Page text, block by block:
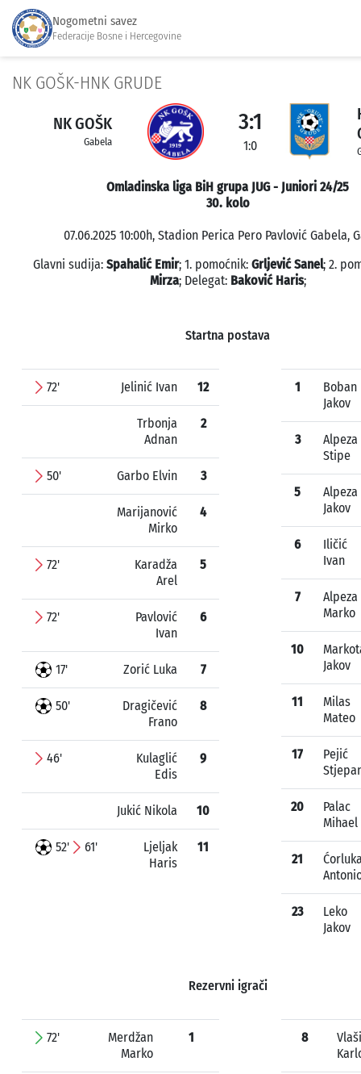
Nogometni savez
Federacije Bosne i Hercegovine
NK GOŠK-HNK GRUDE
NK GOŠK
Gabela
3:1
1:0
Omladinska liga BiH grupa JUG - Juniori 24/25
30. kolo
07.06.2025 10:00h, Stadion Perica Pero Pavlović Gabela,
Glavni sudija: Spahalić Emir; 1. pomoćnik: Grljević Sanel; 2.
Mirza; Delegat: Baković Haris;
Startna postava
72' Jelinić Ivan 12
Trbonja
Adnan
2
50' Garbo Elvin 3
Marijanović
Mirko
4
72'
Karadža
Arel
5
72'
Pavlović
Ivan
6
17' Zorić Luka 7
50'
Dragičević
Frano
8
46'
Kulaglić
Edis
9
Jukić Nikola 10
52' 61'
Ljeljak
Haris
11
1
Boban
Jakov
3
Alpeza
Stipe
5
Alpeza
Jakov
6
Iličić
Ivan
7
Alpeza
Marko
10
Jakov
11
Milas
Mateo
17
Pejić
20
Palac
Mihael
21
23
Leko
Jakov
Rezervni igrači
72'
Merdžan
Marko
1 8